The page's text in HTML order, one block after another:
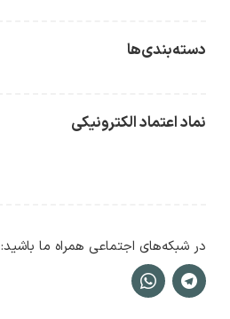
دسته‌بندی‌ها
نماد اعتماد الکترونیکی
در شبکه‌های اجتماعی همراه ما باشید: